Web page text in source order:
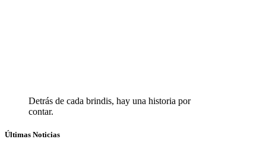
Detrás de cada brindis, hay una historia por
contar.
Últimas Noticias